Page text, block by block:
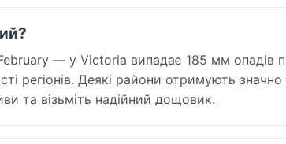
— у Victoria випадає 185 мм опадів
Деякі райони отримують значно
та візьміть надійний дощовик.